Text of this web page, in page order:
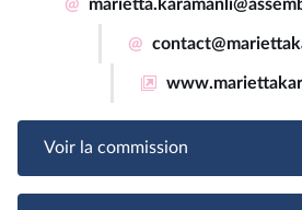
@
@
Voir la commission